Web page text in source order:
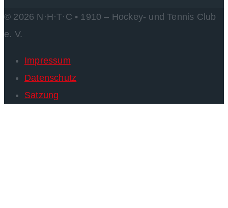
© 2026 N·H·T·C • 1910 – Hockey- und Tennis Club
e. V.
Impressum
Datenschutz
Satzung